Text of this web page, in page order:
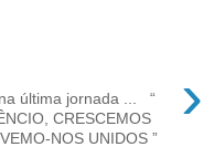
›
última jornada ... “
CRESCEMOS
NOS UNIDOS ”